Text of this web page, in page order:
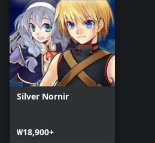
Silver Nornir
₩18,900+